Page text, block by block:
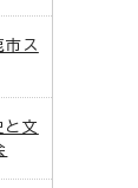
ス
文